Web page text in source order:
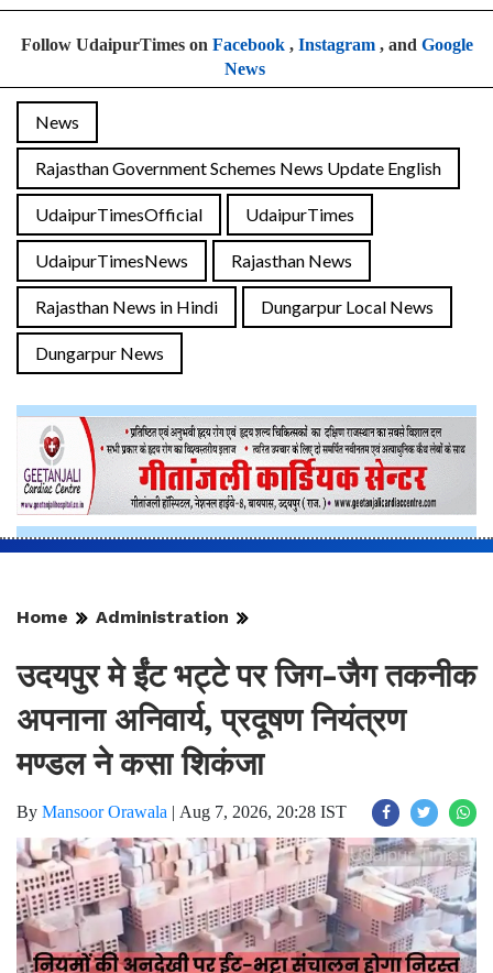
Follow UdaipurTimes on Facebook, Instagram, and Google
News
News
Rajasthan Government Schemes News Update English
UdaipurTimesOfficial UdaipurTimes
UdaipurTimesNews Rajasthan News
Rajasthan News in Hindi Dungarpur Local News
Dungarpur News
Home Administration
उदयपुर मे ईंट भट्टे पर जिग-जैग तकनीक
अपनाना अनिवार्य, प्रदूषण नियंत्रण
मण्डल ने कसा शिकंजा
By Mansoor Orawala | Aug 7, 2026, 20:28 IST